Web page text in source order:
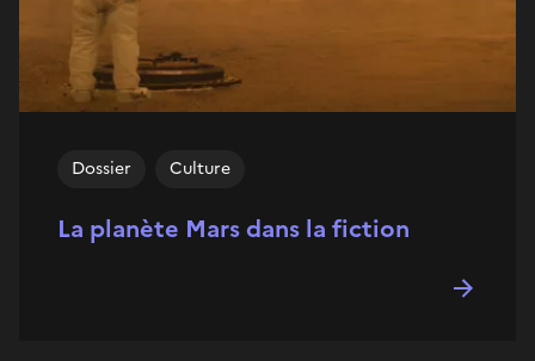
La planète Mars dans la fiction
Dossier Culture